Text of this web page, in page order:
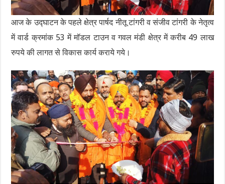
आज के उद्घाटन के पहले क्षेत्र पार्षद नीतू टांगरी व संजीव टांगरी के नेतृत्व
में वार्ड क्रमांक 53 में मॉडल टाउन व गवल मंडी क्षेत्र में करीब 49 लाख
रुपये की लागत से विकास कार्य कराये गये।